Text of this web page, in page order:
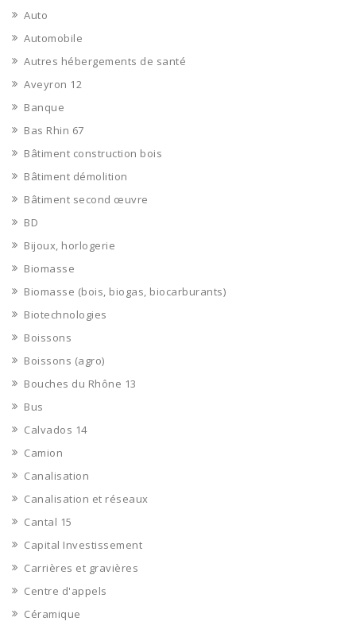
Auto
Automobile
Autres hébergements de santé
Aveyron 12
Banque
Bas Rhin 67
Bâtiment construction bois
Bâtiment démolition
Bâtiment second œuvre
BD
Bijoux, horlogerie
Biomasse
Biomasse (bois, biogas, biocarburants)
Biotechnologies
Boissons
Boissons (agro)
Bouches du Rhône 13
Bus
Calvados 14
Camion
Canalisation
Canalisation et réseaux
Cantal 15
Capital Investissement
Carrières et gravières
Centre d'appels
Céramique